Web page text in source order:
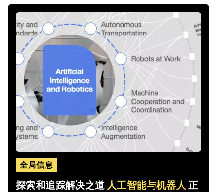
全局信息
探索和追踪解决之道 人工智能与机器人 正